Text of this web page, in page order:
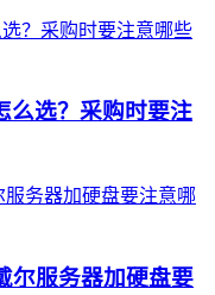
么选？采购时要注
尔服务器加硬盘要